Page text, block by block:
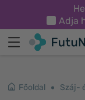
Adja
Főoldal Száj-